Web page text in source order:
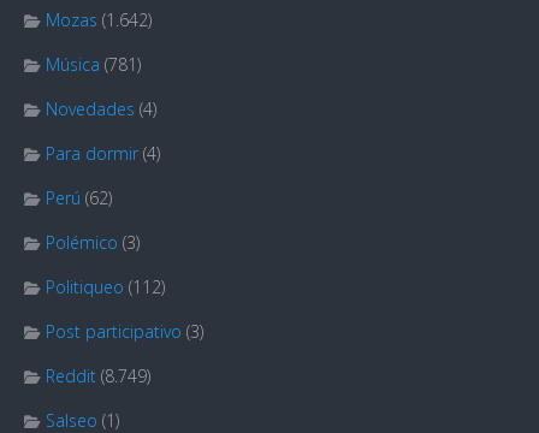
Mozas (1.642)
Música (781)
Novedades (4)
Para dormir (4)
Perú (62)
Polémico (3)
Politiqueo (112)
Post participativo (3)
Reddit (8.749)
Salseo (1)